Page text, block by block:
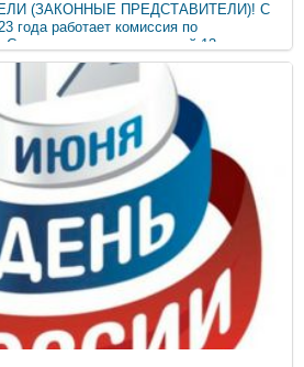
(ЗАКОННЫЕ ПРЕДСТАВИТЕЛИ)! С
года работает комиссия по
Списки направленных детей 13 июня
сайтах и доске объявлений
учреждений. В списках в
находится информация (№ учетной
в ДОУ. Вам необходимо
«ЗАЯВЛЕНИЕ» с регистрационным
или уведомлении, выданном
в «Электронной очереди в ДОО
совпадения номера заявления
к заведующему дошкольного
для получения информации о
детский сад. ВНИМАНИЕ! Ребенок
ДОУ в срок до 31 августа 2023 года,
автоматически выставляется
сообщаем, что для
Вы можете обратиться в МКУ
Администрации города Феодосии
по 8(36562) 3-02-55. СПИСКИ